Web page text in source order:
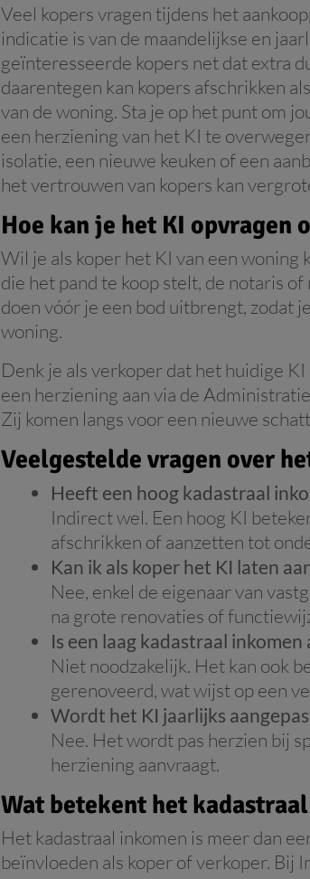
Veel kopers vragen tijdens het
indicatie is van de maandelijkse en
geïnteresseerde kopers net dat extra
daarentegen kan kopers afschrikken
van de woning. Sta je op het punt om
een herziening van het KI te
isolatie, een nieuwe keuken of een
het vertrouwen van kopers kan
Hoe kan je het KI opvragen
Wil je als koper het KI van een woning
die het pand te koop stelt, de notaris
doen vóór je een bod uitbrengt, zodat
woning.
Denk je als verkoper dat het huidige
een herziening aan via de
Zij komen langs voor een nieuwe
Veelgestelde vragen over
Heeft een hoog kadastraal
Indirect wel. Een hoog KI
afschrikken of aanzetten tot
Kan ik als koper het KI laten
Nee, enkel de eigenaar van
na grote renovaties of
Is een laag kadastraal
Niet noodzakelijk. Het kan ook
gerenoveerd, wat wijst op een
Wordt het KI jaarlijks
Nee. Het wordt pas herzien bij
herziening aanvraagt.
Wat betekent het
Het kadastraal inkomen is meer dan
beïnvloeden als koper of verkoper. Bij